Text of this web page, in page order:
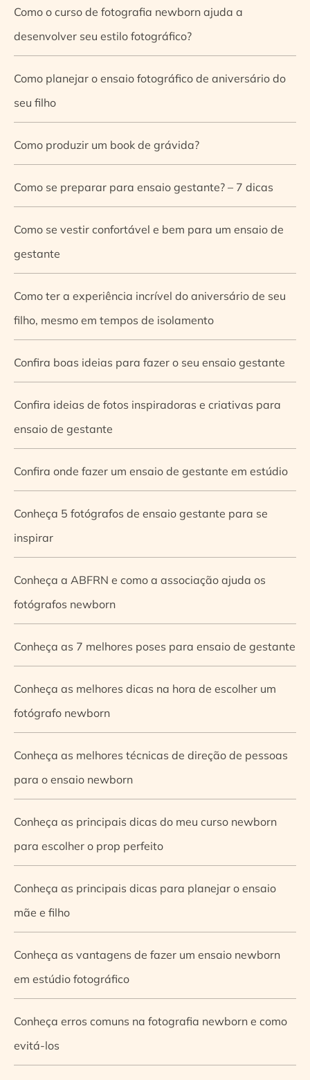
Como o curso de fotografia newborn ajuda a
desenvolver seu estilo fotográfico?
Como planejar o ensaio fotográfico de aniversário do
seu filho
Como produzir um book de grávida?
Como se preparar para ensaio gestante? – 7 dicas
Como se vestir confortável e bem para um ensaio de
gestante
Como ter a experiência incrível do aniversário de seu
filho, mesmo em tempos de isolamento
Confira boas ideias para fazer o seu ensaio gestante
Confira ideias de fotos inspiradoras e criativas para
ensaio de gestante
Confira onde fazer um ensaio de gestante em estúdio
Conheça 5 fotógrafos de ensaio gestante para se
inspirar
Conheça a ABFRN e como a associação ajuda os
fotógrafos newborn
Conheça as 7 melhores poses para ensaio de gestante
Conheça as melhores dicas na hora de escolher um
fotógrafo newborn
Conheça as melhores técnicas de direção de pessoas
para o ensaio newborn
Conheça as principais dicas do meu curso newborn
para escolher o prop perfeito
Conheça as principais dicas para planejar o ensaio
mãe e filho
Conheça as vantagens de fazer um ensaio newborn
em estúdio fotográfico
Conheça erros comuns na fotografia newborn e como
evitá-los